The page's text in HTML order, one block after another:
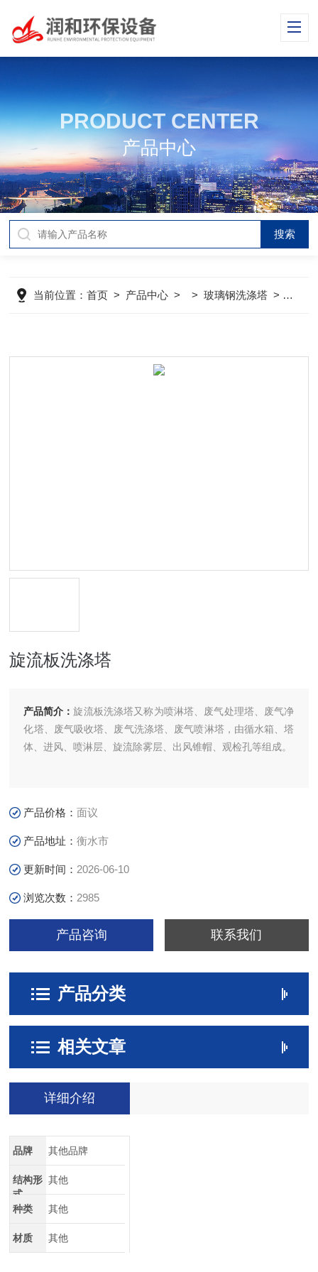
PRODUCT CENTER
产品中心
当前位置：首页 > 产品中心 > >玻璃钢洗涤塔 > 旋流
旋流板洗涤塔
产品简介：旋流板洗涤塔又称为喷淋塔、废气处理塔、废气净
化塔、废气吸收塔、废气洗涤塔、废气喷淋塔，由循水箱、塔
体、进风、喷淋层、旋流除雾层、出风锥帽、观检孔等组成。
产品价格：面议
产品地址：衡水市
更新时间： 2026-06-10
浏览次数： 2985
产品咨询 联系我们
产品分类
相关文章
详细介绍
品牌 其他品牌
结构形
式
其他
种类 其他
材质 其他